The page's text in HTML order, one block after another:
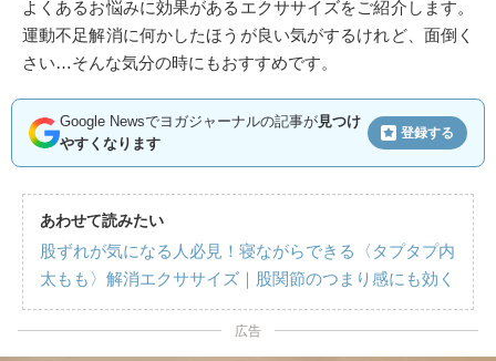
よくあるお悩みに効果があるエクササイズをご紹介します。
運動不足解消に何かしたほうが良い気がするけれど、面倒く
さい…そんな気分の時にもおすすめです。
Google Newsでヨガジャーナルの記事が見つけ
やすくなります
登録する
あわせて読みたい
股ずれが気になる人必見！寝ながらできる〈タプタプ内
太もも〉解消エクササイズ｜股関節のつまり感にも効く
広告